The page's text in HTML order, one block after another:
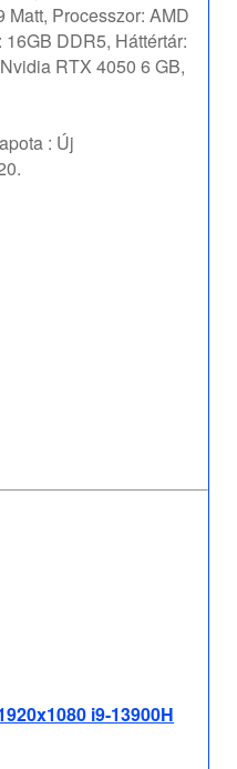
Processzor: AMD
DDR5, Háttértár:
RTX 4050 6 GB,
: Új
i9-13900H